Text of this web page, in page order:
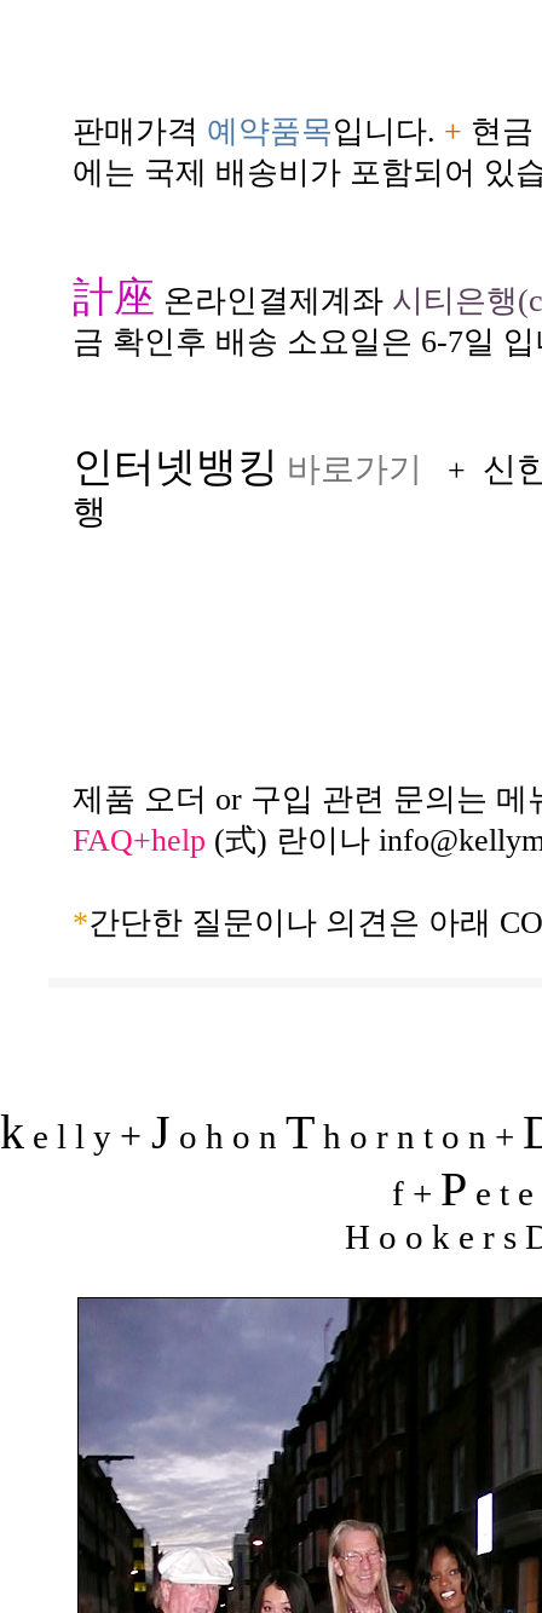
판매가격 예약품목입니다. + 현
에는 국제 배송비가 포함되어 있
計座 온라인결제계좌 시티은행
금 확인후 배송 소요일은 6-7일
인터넷뱅킹 바로가기 + 신
행
제품 오더 or 구입 관련 문의는 메
FAQ+help (式) 란이나
*간단한 질문이나 의견은 아래
k e l l y + J o h o n T h o r n t o n +
f + P e t
H o o k e r s